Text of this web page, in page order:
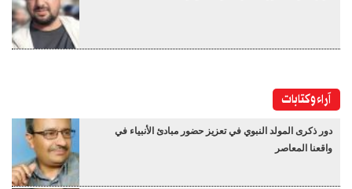
آراء وكتابات
دور ذكرى المولد النبوي في تعزيز حضور مبادئ الأنبياء في
واقعنا المعاصر